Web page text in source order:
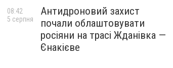
Антидроновий захист
почали облаштовувати
росіяни на трасі Жданівка —
Єнакієве
08:42
5 серпня